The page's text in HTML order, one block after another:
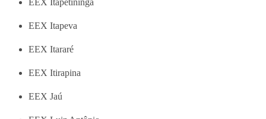
EEX Itapeva
EEX Itararé
EEX Itirapina
EEX Jaú